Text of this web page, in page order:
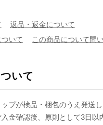
返品・返金について
いて
この商品について問
いて
プが検品・梱包のうえ発送
金確認後、原則として3日以